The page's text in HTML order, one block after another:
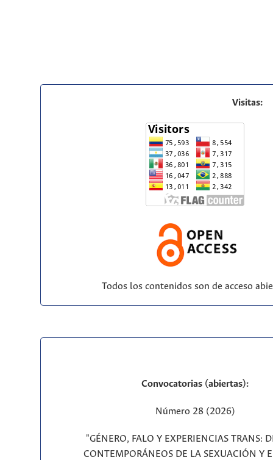
Visitas:
Todos los contenidos son de acceso
Convocatorias (abiertas):
Número 28 (2026)
"GÉNERO, FALO Y EXPERIENCIAS TRANS:
CONTEMPORÁNEOS DE LA SEXUACIÓN Y